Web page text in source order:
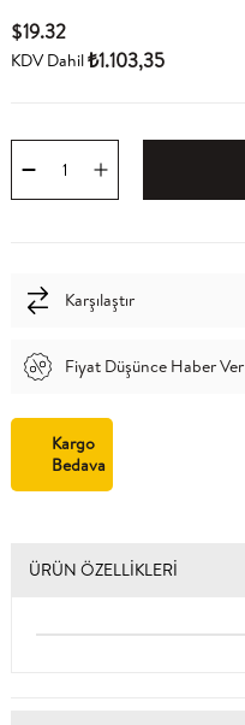
$19.32
KDV Dahil₺1.103,35
Karşılaştır
Fiyat Düşünce Haber Ver
Kargo
Bedava
ÜRÜN ÖZELLIKLERI